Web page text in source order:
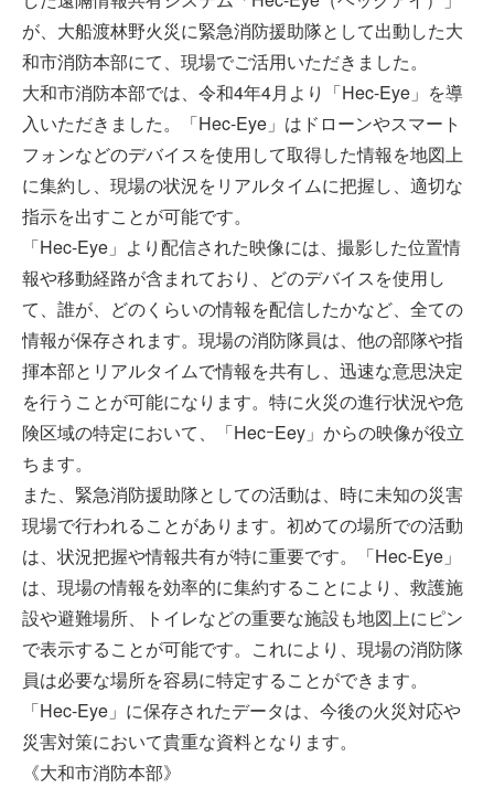
が、大船渡林野火災に緊急消防援助隊として出動した大
和市消防本部にて、現場でご活用いただきました。
大和市消防本部では、令和4年4月より「Hec-Eye」を導
入いただきました。「Hec-Eye」はドローンやスマート
フォンなどのデバイスを使用して取得した情報を地図上
に集約し、現場の状況をリアルタイムに把握し、適切な
指示を出すことが可能です。
「Hec-Eye」より配信された映像には、撮影した位置情
報や移動経路が含まれており、どのデバイスを使用し
て、誰が、どのくらいの情報を配信したかなど、全ての
情報が保存されます。現場の消防隊員は、他の部隊や指
揮本部とリアルタイムで情報を共有し、迅速な意思決定
を行うことが可能になります。特に火災の進行状況や危
険区域の特定において、「HecｰEey」からの映像が役立
ちます。
また、緊急消防援助隊としての活動は、時に未知の災害
現場で行われることがあります。初めての場所での活動
は、状況把握や情報共有が特に重要です。「Hec-Eye」
は、現場の情報を効率的に集約することにより、救護施
設や避難場所、トイレなどの重要な施設も地図上にピン
で表示することが可能です。これにより、現場の消防隊
員は必要な場所を容易に特定することができます。
「Hec-Eye」に保存されたデータは、今後の火災対応や
災害対策において貴重な資料となります。
《大和市消防本部》